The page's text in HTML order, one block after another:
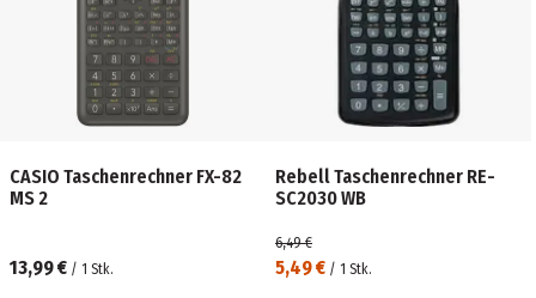
CASIO Taschenrechner FX-82
MS 2
13,99 € / 1 Stk.
Rebell Taschenrechner RE-
SC2030 WB
5,49 € / 1 Stk.
6,49 €